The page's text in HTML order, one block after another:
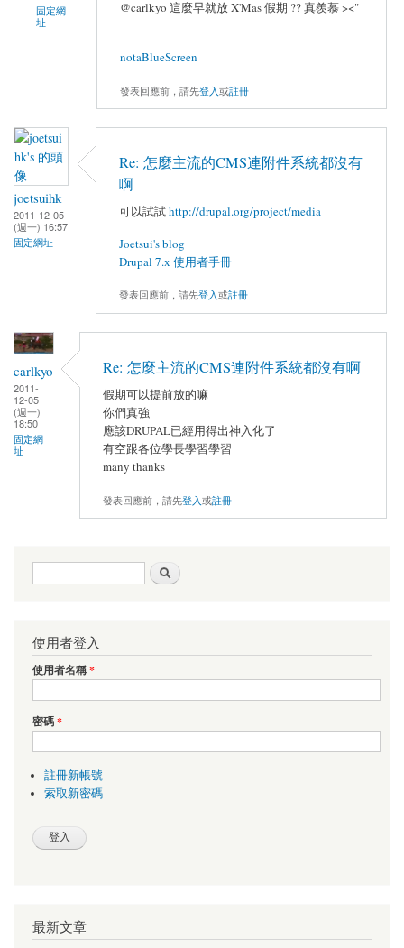
固定網
址
@carlkyo 這麼早就放 X'Mas 假期 ?? 真羨慕 ><"
---
notaBlueScreen
發表回應前，請先登入或註冊
joetsuihk
2011-12-05
(週一) 16:57
固定網址
Re: 怎麼主流的CMS連附件系統都沒有
啊
可以試試http://drupal.org/project/media
Joetsui's blog
Drupal 7.x 使用者手冊
發表回應前，請先登入或註冊
carlkyo
2011-
12-05
(週一)
18:50
固定網
址
Re: 怎麼主流的CMS連附件系統都沒有啊
假期可以提前放的嘛
你們真強
應該DRUPAL已經用得出神入化了
有空跟各位學長學習學習
many thanks
發表回應前，請先登入或註冊
搜尋表單
使用者登入
使用者名稱*
密碼*
註冊新帳號
索取新密碼
最新文章